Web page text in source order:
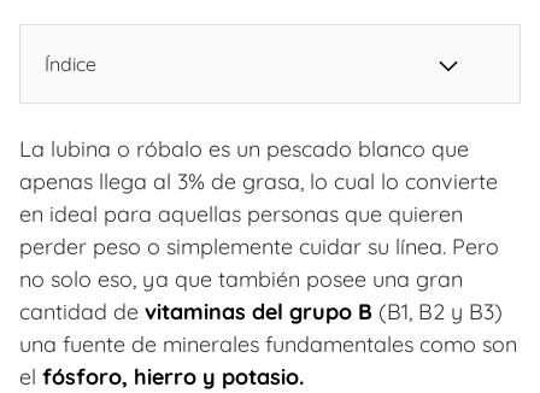
Índice
La lubina o róbalo es un pescado blanco que
apenas llega al 3% de grasa, lo cual lo convierte
en ideal para aquellas personas que quieren
perder peso o simplemente cuidar su línea. Pero
no solo eso, ya que también posee una gran
cantidad de vitaminas del grupo B (B1, B2 y B3)
una fuente de minerales fundamentales como son
el fósforo, hierro y potasio.